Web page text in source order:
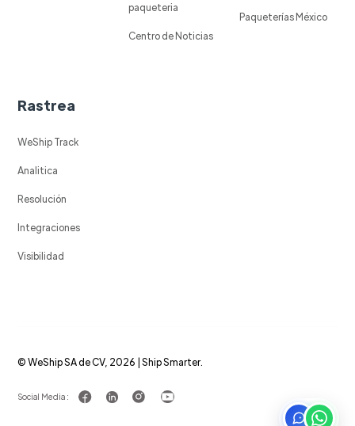
paqueteria
Centro de Noticias
Paqueterías México
Rastrea
WeShip Track
Analitica
Resolución
Integraciones
Visibilidad
© WeShip SA de CV, 2026 | Ship Smarter.
Social Media :